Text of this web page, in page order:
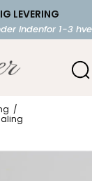
LEVERING
indenfor 1-3
FRAGT OVER
fra 39,-
/